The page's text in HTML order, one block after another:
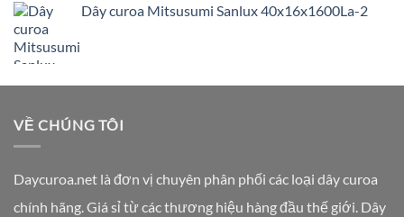
Dây curoa Mitsusumi Sanlux 40x16x1600La-2
VỀ CHÚNG TÔI
Daycuroa.net là đơn vị chuyên phân phối các loại dây curoa
chính hãng. Giá sỉ từ các thương hiệu hàng đầu thế giới. Dây